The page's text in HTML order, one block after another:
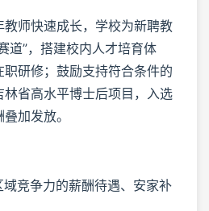
师快速成长，学校为新聘教
道”，搭建校内人才培育体
研修；鼓励支持符合条件的
省高水平博士后项目，入选
加发放。
域竞争力的薪酬待遇、安家补